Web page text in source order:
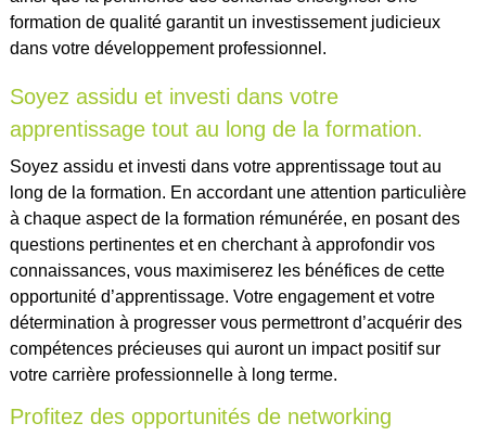
formation de qualité garantit un investissement judicieux
dans votre développement professionnel.
Soyez assidu et investi dans votre
apprentissage tout au long de la formation.
Soyez assidu et investi dans votre apprentissage tout au
long de la formation. En accordant une attention particulière
à chaque aspect de la formation rémunérée, en posant des
questions pertinentes et en cherchant à approfondir vos
connaissances, vous maximiserez les bénéfices de cette
opportunité d’apprentissage. Votre engagement et votre
détermination à progresser vous permettront d’acquérir des
compétences précieuses qui auront un impact positif sur
votre carrière professionnelle à long terme.
Profitez des opportunités de networking